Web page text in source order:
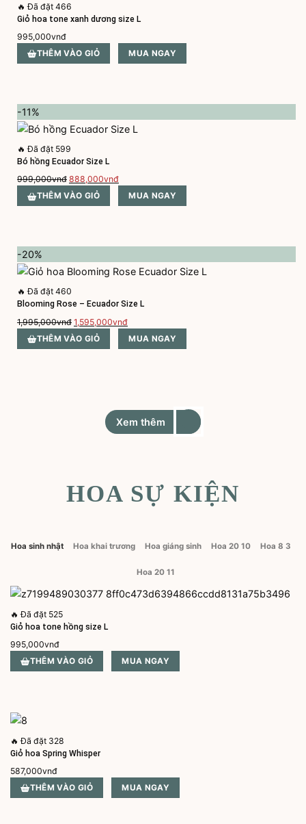
🔥 Đã đặt 466
Giỏ hoa tone xanh dương size L
995,000vnđ
THÊM VÀO GIỎ MUA NGAY
-11%
🔥 Đã đặt 599
Bó hồng Ecuador Size L
999,000vnđ Giá
gốc
là:
888,000vnđGiá
hiện
tại
THÊM VÀO GIỎ MUA NGAY
-20%
🔥 Đã đặt 460
Blooming Rose – Ecuador Size L
1,995,000vnđ Giá
gốc
là:
1,595,000vnđGiá
hiện
tại
THÊM VÀO GIỎ MUA NGAY
Xem thêm
HOA SỰ KIỆN
Hoa sinh nhật Hoa khai trương Hoa giáng sinh Hoa 20 10 Hoa 8 3
Hoa 20 11
🔥 Đã đặt 525
Giỏ hoa tone hồng size L
995,000vnđ
THÊM VÀO GIỎ MUA NGAY
🔥 Đã đặt 328
Giỏ hoa Spring Whisper
587,000vnđ
THÊM VÀO GIỎ MUA NGAY